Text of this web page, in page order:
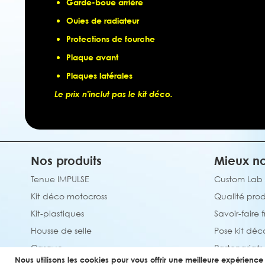
Nous utilisons les cookies pour vous offrir une meilleure
Garde-boue arrière
Ouies de radiateur
Protections de fourche
Plaque avant
Plaques latérales
Le prix n'inclut pas le kit déco.
Nos produits
Tenue IMPULSE
Kit déco motocross
Kit-plastiques
Housse de selle
Casque
Mieux
Custom Lab
Qualité
Savoir-faire
Pose kit
Partenariats